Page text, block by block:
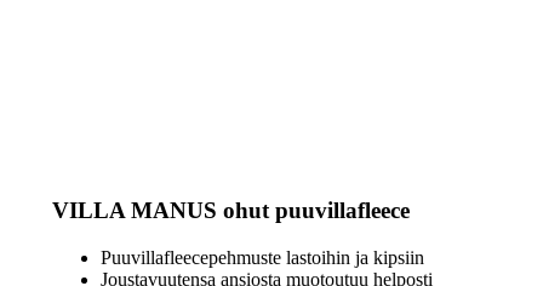
VILLA MANUS ohut puuvillafleece
Puuvillafleecepehmuste lastoihin ja kipsiin
Joustavuutensa ansiosta muotoutuu helposti